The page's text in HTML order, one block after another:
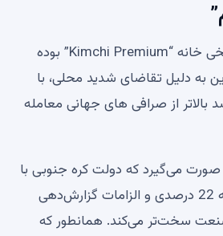
کره جنوبی از لحاظ تاریخی خانه “Kimchi Premium” بوده
به دلیل تقاضای شدید محلی، با
بین 5 تا 15 درصد بالاتر از صرافی های جهانی معامله
می‌گیرد که دولت کره جنوبی با
مالیات بر عایدی سرمایه 22 درصدی و الزامات گزارش‌دهی
سخت‌تر می‌کند. همانطور که